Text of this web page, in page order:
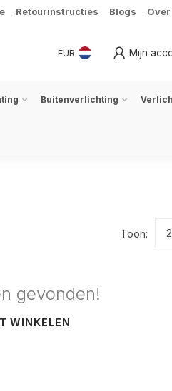
Retourinstructies Blogs Over
EUR Mijn
Buitenverlichting
Toon:
gevonden!
WINKELEN